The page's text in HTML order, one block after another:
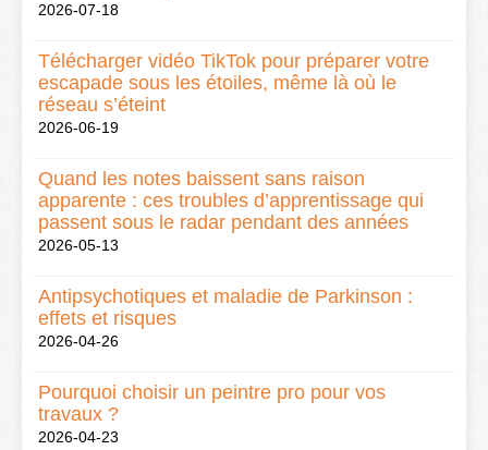
2026-07-18
Télécharger vidéo TikTok pour préparer votre
escapade sous les étoiles, même là où le
réseau s’éteint
2026-06-19
Quand les notes baissent sans raison
apparente : ces troubles d’apprentissage qui
passent sous le radar pendant des années
2026-05-13
Antipsychotiques et maladie de Parkinson :
effets et risques
2026-04-26
Pourquoi choisir un peintre pro pour vos
travaux ?
2026-04-23